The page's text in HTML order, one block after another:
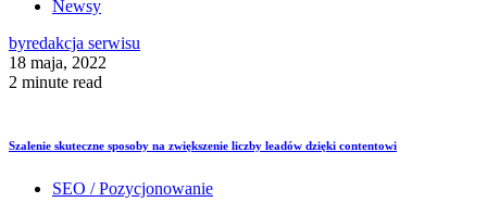
Newsy
byredakcja serwisu
18 maja, 2022
2 minute read
Szalenie skuteczne sposoby na zwiększenie liczby leadów dzięki contentowi
SEO / Pozycjonowanie